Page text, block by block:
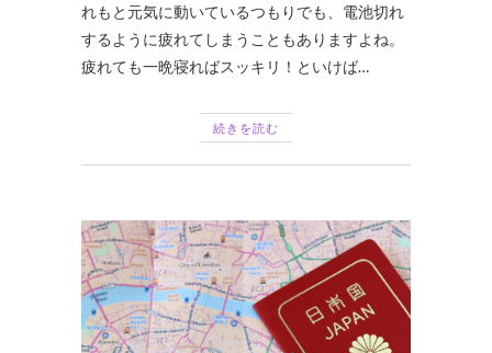
れもと元気に動いているつもりでも、電池切れ
するように疲れてしまうこともありますよね。
疲れても一晩寝ればスッキリ！といけば…
続きを読む